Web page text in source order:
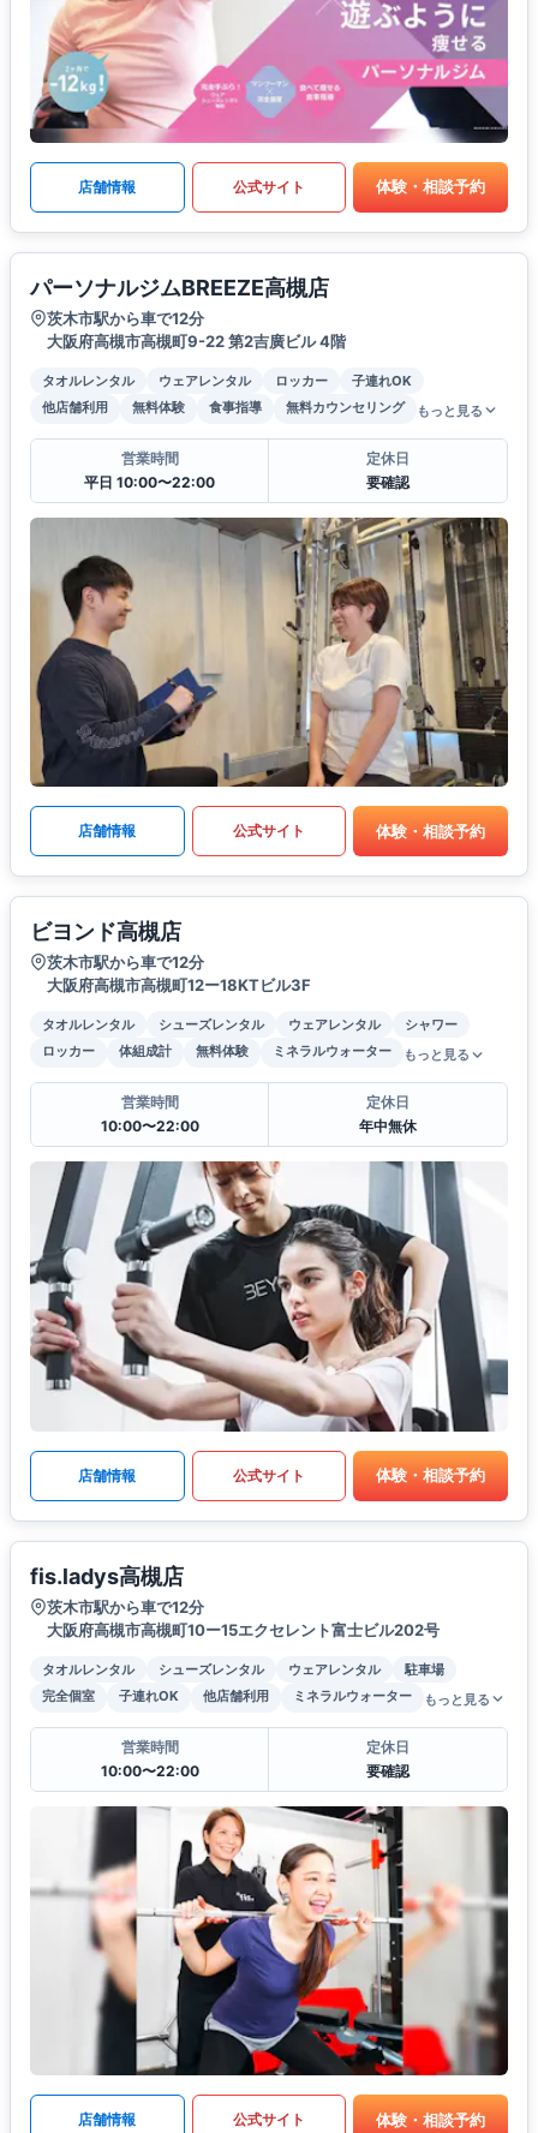
店舗情報 公式サイト 体験・相談予約
パーソナルジムBREEZE高槻店
茨木市駅から車で12分
大阪府高槻市高槻町9-22 第2吉廣ビル 4階
タオルレンタル ウェアレンタル ロッカー
子連れOK
他店舗利用
無料体験 食事指導 無料カウンセリング もっと見る
営業時間
平日 10:00〜22:00
定休日
要確認
店舗情報 公式サイト 体験・相談予約
ビヨンド高槻店
茨木市駅から車で12分
大阪府高槻市高槻町12ー18KTビル3F
タオルレンタル シューズレンタル ウェアレンタル
シャワー
ロッカー
体組成計 無料体験 ミネラルウォーター もっと見る
営業時間
10:00〜22:00
定休日
年中無休
店舗情報 公式サイト 体験・相談予約
fis.ladys高槻店
茨木市駅から車で12分
大阪府高槻市高槻町10ー15エクセレント富士ビル202号
タオルレンタル シューズレンタル ウェアレンタル
駐車場
完全個室
子連れOK 他店舗利用 ミネラルウォーター もっと見る
営業時間
10:00〜22:00
定休日
要確認
店舗情報 公式サイト 体験・相談予約